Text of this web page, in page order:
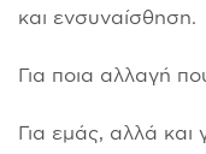
και ενσυναίσθηση.
Για ποια αλλαγή
Για εμάς, αλλά και